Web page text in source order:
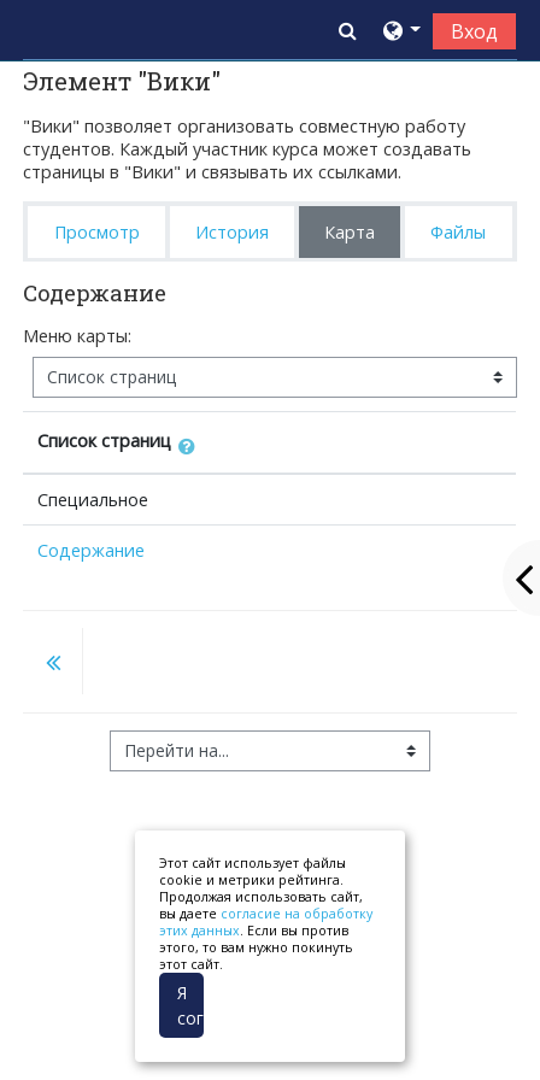
ИзменитьВход
Элемент "Вики"
"Вики" позволяет организовать совместную работу
студентов. Каждый участник курса может создавать
страницы в "Вики" и связывать их ссылками.
Просмотр История Карта Файлы
Содержание
Меню карты:
Список страниц
Специальное
Содержание
Перейти на...
Этот сайт использует файлы
cookie и метрики рейтинга.
Продолжая использовать сайт,
вы даете согласие на обработку
этих данных. Если вы против
этого, то вам нужно покинуть
этот сайт.
Я
согласен